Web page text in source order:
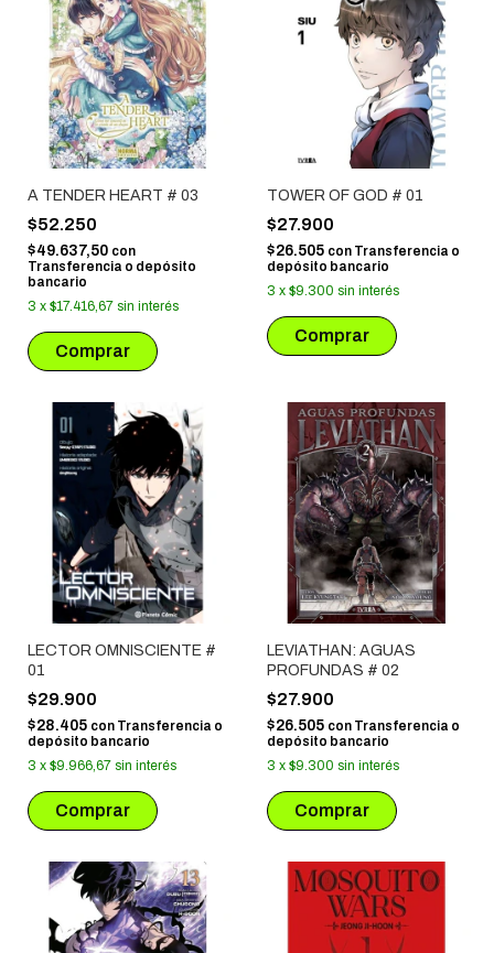
A TENDER HEART # 03
$52.250
$49.637,50 con
Transferencia o depósito
bancario
3 x $17.416,67 sin interés
TOWER OF GOD # 01
$27.900
$26.505 con Transferencia o
depósito bancario
3 x $9.300 sin interés
LECTOR OMNISCIENTE #
01
$29.900
$28.405 con Transferencia o
depósito bancario
3 x $9.966,67 sin interés
LEVIATHAN: AGUAS
PROFUNDAS # 02
$27.900
$26.505 con Transferencia o
depósito bancario
3 x $9.300 sin interés